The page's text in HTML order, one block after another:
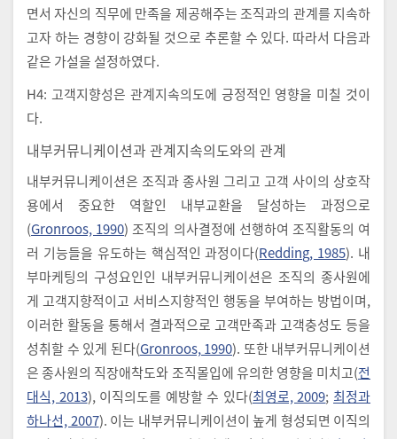
면서 자신의 직무에 만족을 제공해주는 조직과의 관계를 지속하
고자 하는 경향이 강화될 것으로 추론할 수 있다. 따라서 다음과
같은 가설을 설정하였다.
H4: 고객지향성은 관계지속의도에 긍정적인 영향을 미칠 것이
다.
내부커뮤니케이션과 관계지속의도와의 관계
내부커뮤니케이션은 조직과 종사원 그리고 고객 사이의 상호작
용에서 중요한 역할인 내부교환을 달성하는 과정으로
(Gronroos, 1990) 조직의 의사결정에 선행하여 조직활동의 여
러 기능들을 유도하는 핵심적인 과정이다(Redding, 1985). 내
부마케팅의 구성요인인 내부커뮤니케이션은 조직의 종사원에
게 고객지향적이고 서비스지향적인 행동을 부여하는 방법이며,
이러한 활동을 통해서 결과적으로 고객만족과 고객충성도 등을
성취할 수 있게 된다(Gronroos, 1990). 또한 내부커뮤니케이션
은 종사원의 직장애착도와 조직몰입에 유의한 영향을 미치고(전
대식, 2013), 이직의도를 예방할 수 있다(최영로, 2009; 최정과
하나선, 2007). 이는 내부커뮤니케이션이 높게 형성되면 이직의